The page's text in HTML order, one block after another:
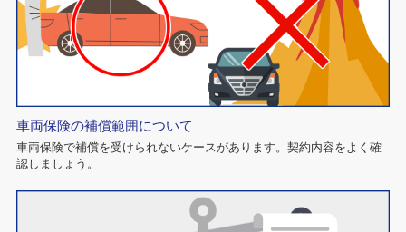
車両保険の補償範囲について
車両保険で補償を受けられないケースがあります。契約内容をよく確
認しましょう。